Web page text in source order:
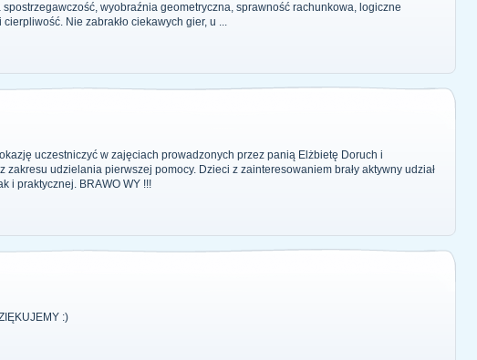
spostrzegawczość, wyobraźnia geometryczna, sprawność rachunkowa, logiczne
Nie zabrakło ciekawych gier, u ...
uczestniczyć w zajęciach prowadzonych przez panią Elżbietę Doruch i
zakresu udzielania pierwszej pomocy. Dzieci z zainteresowaniem brały aktywny udział
i praktycznej. BRAWO WY !!!
:)